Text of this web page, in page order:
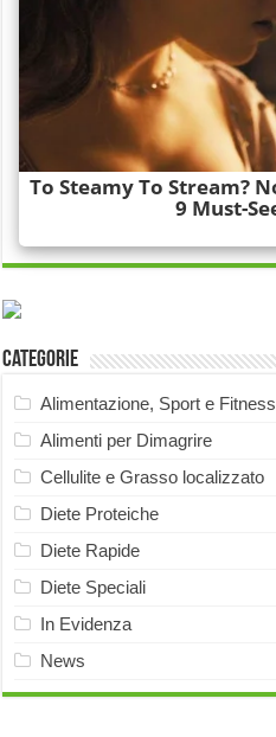
Categorie
Alimentazione, Sport e Fitness
Alimenti per Dimagrire
Cellulite e Grasso localizzato
Diete Proteiche
Diete Rapide
Diete Speciali
In Evidenza
News